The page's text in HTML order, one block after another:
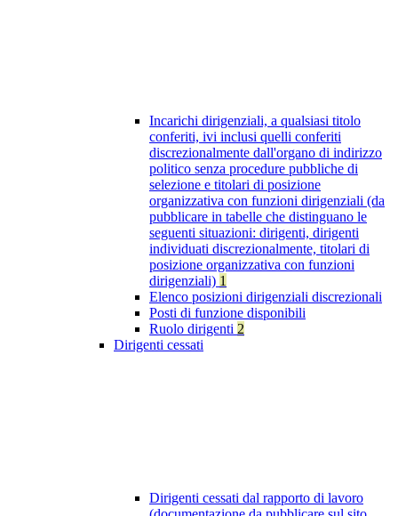
Incarichi dirigenziali, a qualsiasi titolo
conferiti, ivi inclusi quelli conferiti
discrezionalmente dall'organo di indirizzo
politico senza procedure pubbliche di
selezione e titolari di posizione
organizzativa con funzioni dirigenziali (da
pubblicare in tabelle che distinguano le
seguenti situazioni: dirigenti, dirigenti
individuati discrezionalmente, titolari di
posizione organizzativa con funzioni
dirigenziali) 1
Elenco posizioni dirigenziali discrezionali
Posti di funzione disponibili
Ruolo dirigenti 2
Dirigenti cessati
Dirigenti cessati dal rapporto di lavoro